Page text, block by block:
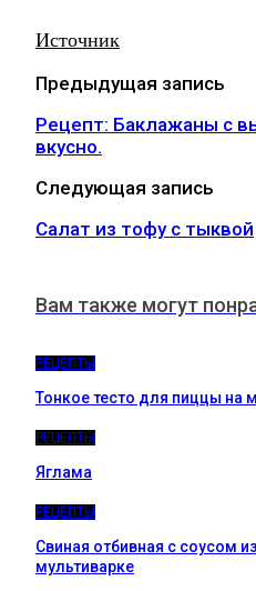
Источник
Предыдущая запись
Рецепт: Баклажаны с
вкусно.
Следующая запись
Салат из тофу с тыквой
Вам также могут
РЕЦЕПТЫ
Тонкое тесто для пиццы на
РЕЦЕПТЫ
Яглама
РЕЦЕПТЫ
Свиная отбивная с соусом
мультиварке